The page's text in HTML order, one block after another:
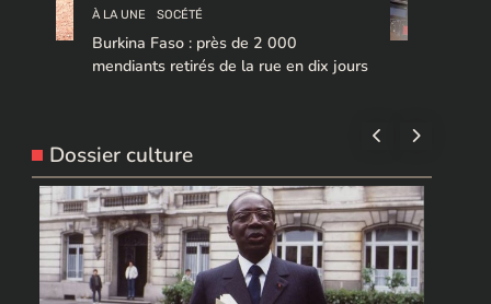
À LA UNE SOCÉTÉ
Burkina Faso : près de 2 000
mendiants retirés de la rue en dix jours
Dossier culture